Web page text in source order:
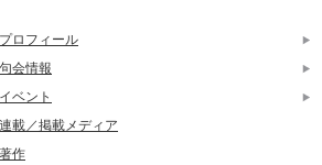
プロフィール
句会情報
イベント
連載／掲載メディア
著作